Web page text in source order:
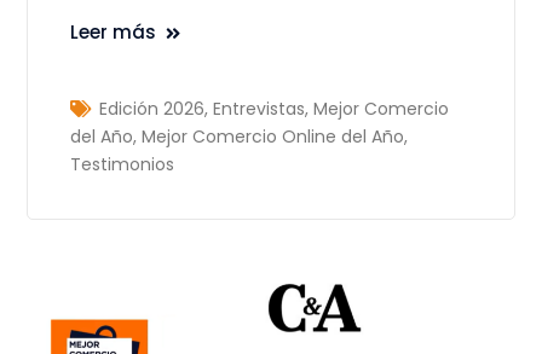
Leer más
Edición 2026,Entrevistas,Mejor Comercio
del Año,Mejor Comercio Online del Año,
Testimonios